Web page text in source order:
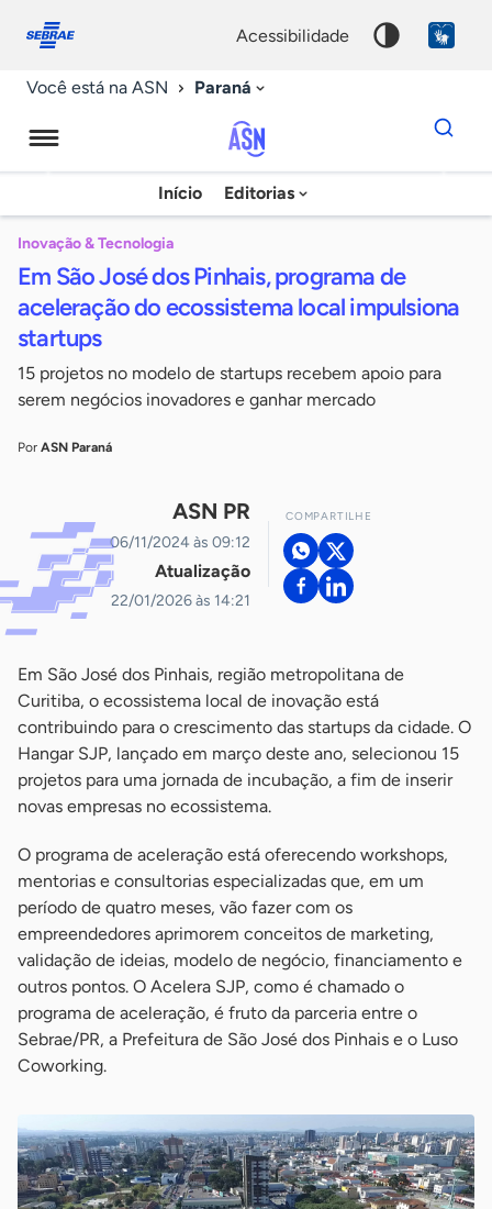
conosco
acessibilidade
Você está na ASN Paraná
Agência
Sebrae
Notícias
Início Editorias
Dados
para
chave
Inovação & Tecnologia
Em São José dos Pinhais, programa de
aceleração do ecossistema local impulsiona
startups
15 projetos no modelo de startups recebem apoio para
serem negócios inovadores e ganhar mercado
Por ASN Paraná
ASN PR
06/11/2024 às 09:12
Atualização
22/01/2026 às 14:21
COMPARTILHE
Em São José dos Pinhais, região metropolitana de
Curitiba, o ecossistema local de inovação está
contribuindo para o crescimento das startups da cidade. O
Hangar SJP, lançado em março deste ano, selecionou 15
projetos para uma jornada de incubação, a fim de inserir
novas empresas no ecossistema.
O programa de aceleração está oferecendo workshops,
mentorias e consultorias especializadas que, em um
período de quatro meses, vão fazer com os
empreendedores aprimorem conceitos de marketing,
validação de ideias, modelo de negócio, financiamento e
outros pontos. O Acelera SJP, como é chamado o
programa de aceleração, é fruto da parceria entre o
Sebrae/PR, a Prefeitura de São José dos Pinhais e o Luso
Coworking.